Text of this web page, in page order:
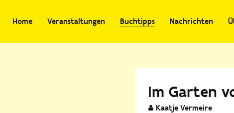
Home Veranstaltungen Buchtipps Nachrichten
Im Garten
Kaatje Vermeire